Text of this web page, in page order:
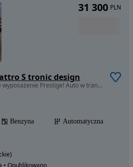
S tronic design
1984 cm3 • 252 KM • Bogate wyposażenie Prestige! Auto w transporcie z USA do Polski
Benzyna
Automatyczna
• Opublikowano
31 300 PLN